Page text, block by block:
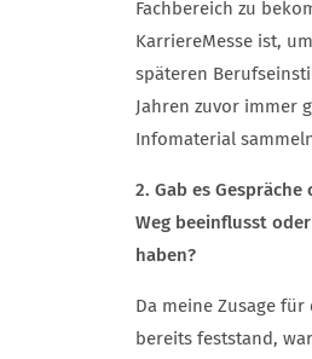
Fachbereich zu
KarriereMesse ist,
späteren
Jahren zuvor immer
Infomaterial
2. Gab es
Weg beeinflusst
haben?
Da meine Zusage
bereits feststand,